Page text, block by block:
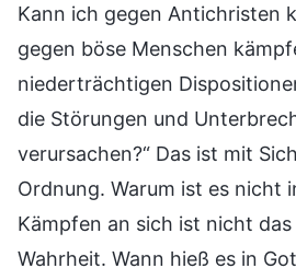
Kann ich gegen Antichristen
gegen böse Menschen
niederträchtigen
die Störungen und
verursachen?“ Das ist mit
Ordnung. Warum ist es nicht
Kämpfen an sich ist nicht
Wahrheit. Wann hieß es in